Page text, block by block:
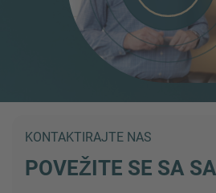
KONTAKTIRAJTE NAS
POVEŽITE SE SA